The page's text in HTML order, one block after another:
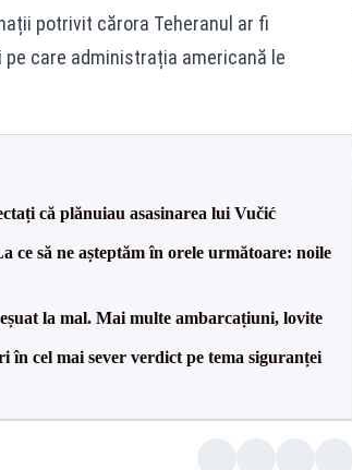
potrivit cărora Teheranul ar fi
care administrația americană le
că plănuiau asasinarea lui Vučić
ce să ne așteptăm în orele următoare: noile
la mal. Mai multe ambarcațiuni, lovite
în cel mai sever verdict pe tema siguranței